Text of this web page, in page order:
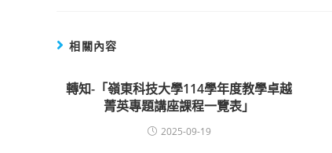
相關內容
轉知-「嶺東科技大學114學年度教學卓越
菁英專題講座課程一覽表」
2025-09-19